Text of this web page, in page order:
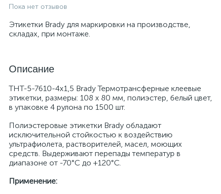
Пока нет отзывов
Этикетки Brady для маркировки на производстве,
складах, при монтаже.
Описание
THT-5-7610-4х1,5 Brady Термотрансферные клеевые
этикетки, размеры: 108 x 80 мм, полиэстер, белый цвет,
в упаковке 4 рулона по 1500 шт.
Полиэстеровые этикетки Brady обладают
исключительной стойкостью к воздействию
ультрафиолета, растворителей, масел, моющих
средств. Выдерживают перепады температур в
диапазоне от -70°C до +120°C.
Применение: